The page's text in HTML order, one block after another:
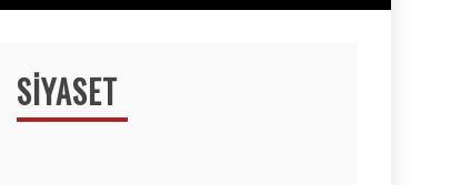
SIYASET